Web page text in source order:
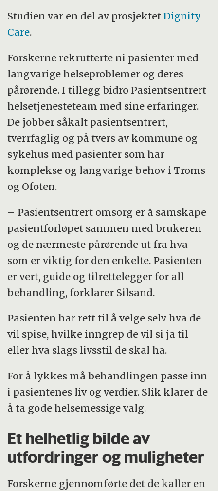
Studien var en del av prosjektetDignity
Care.
Forskerne rekrutterte ni pasienter med
langvarige helseproblemer og deres
pårørende. I tillegg bidro Pasientsentrert
helsetjenesteteam med sine erfaringer.
De jobber såkalt pasientsentrert,
tverrfaglig og på tvers av kommune og
sykehus med pasienter som har
komplekse og langvarige behov i Troms
og Ofoten.
– Pasientsentrert omsorg er å samskape
pasientforløpet sammen med brukeren
og de nærmeste pårørende ut fra hva
som er viktig for den enkelte. Pasienten
er vert, guide og tilrettelegger for all
behandling, forklarer Silsand.
Pasienten har rett til å velge selv hva de
vil spise, hvilke inngrep de vil si ja til
eller hva slags livsstil de skal ha.
For å lykkes må behandlingen passe inn
i pasientenes liv og verdier. Slik klarer de
å ta gode helsemessige valg.
Et helhetlig bilde av
utfordringer og muligheter
Forskerne gjennomførte det de kaller en